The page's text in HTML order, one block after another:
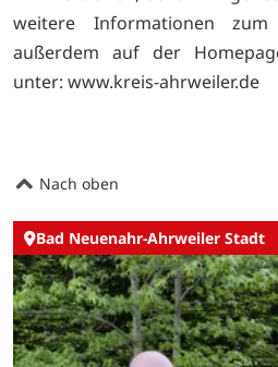
weitere Informationen
außerdem auf der
unter: www.kreis-ahrweiler.de
Nach oben
Bad Neuenahr-Ahrweiler Stadt